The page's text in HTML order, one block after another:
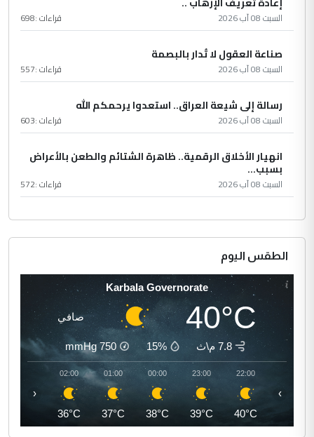
السبت 08 آب 2026 قراءات :698
صناعة العقول لا تُدار بالبصمة
السبت 08 آب 2026 قراءات :557
رسالة إلى شيعة العراق.. استعدوا يرحمكم الله
السبت 08 آب 2026 قراءات :603
انهيار الأخلاق الرقمية.. ظاهرة الشتائم والطعن بالأعراض
بسبب...
السبت 08 آب 2026 قراءات :572
الطقس اليوم
Karbala Governorate
40°C صافي
7.8 م\ث 15%
750
mmHg
22:00
40°C
23:00
39°C
00:00
38°C
01:00
37°C
02:00
36°C
‹ ›